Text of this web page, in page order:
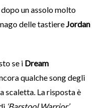
un assolo molto
delle tastiere Jordan
se i Dream
qualche song degli
scaletta. La risposta è